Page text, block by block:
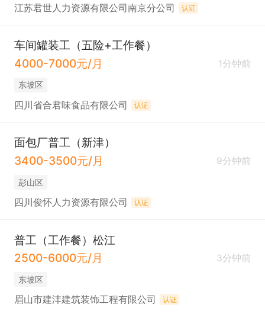
江苏君世人力资源有限公司南京分公司 认证
车间罐装工（五险+工作餐）
4000-7000元/月
1分钟前
东坡区
四川省合君味食品有限公司 认证
面包厂普工（新津）
3400-3500元/月
9分钟前
彭山区
四川俊怀人力资源有限公司 认证
普工（工作餐）松江
2500-6000元/月
3分钟前
东坡区
眉山市建沣建筑装饰工程有限公司 认证